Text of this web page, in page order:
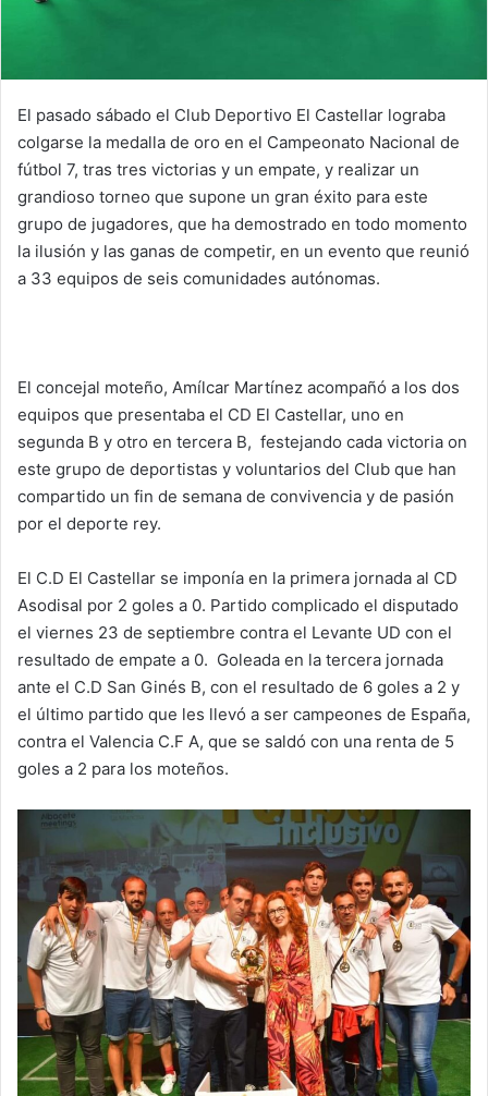
El pasado sábado el Club Deportivo El Castellar lograba
colgarse la medalla de oro en el Campeonato Nacional de
fútbol 7, tras tres victorias y un empate, y realizar un
grandioso torneo que supone un gran éxito para este
grupo de jugadores, que ha demostrado en todo momento
la ilusión y las ganas de competir, en un evento que reunió
a 33 equipos de seis comunidades autónomas.
El concejal moteño, Amílcar Martínez acompañó a los dos
equipos que presentaba el CD El Castellar, uno en
segunda B y otro en tercera B, festejando cada victoria on
este grupo de deportistas y voluntarios del Club que han
compartido un fin de semana de convivencia y de pasión
por el deporte rey.
El C.D El Castellar se imponía en la primera jornada al CD
Asodisal por 2 goles a 0. Partido complicado el disputado
el viernes 23 de septiembre contra el Levante UD con el
resultado de empate a 0. Goleada en la tercera jornada
ante el C.D San Ginés B, con el resultado de 6 goles a 2 y
el último partido que les llevó a ser campeones de España,
contra el Valencia C.F A, que se saldó con una renta de 5
goles a 2 para los moteños.